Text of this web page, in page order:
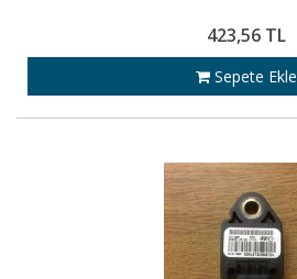
423,56 TL
Sepete Ekle